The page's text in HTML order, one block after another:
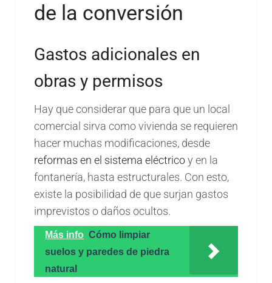
de la conversión
Gastos adicionales en
obras y permisos
Hay que considerar que para que un local
comercial sirva como vivienda se requieren
hacer muchas modificaciones, desde
reformas en el sistema eléctricoy en la
fontanería, hasta estructurales. Con esto,
existe la posibilidad de que surjan gastos
imprevistos o daños ocultos.
Más info Cómo limpiar
suelos y paredes de piedra
natural